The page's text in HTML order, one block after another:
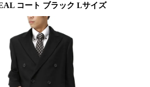
コート ブラック Lサイズ